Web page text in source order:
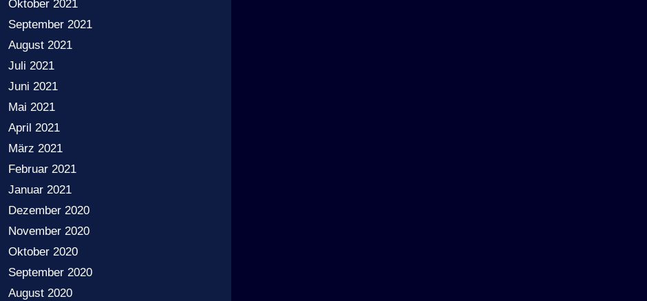
Oktober 2021
September 2021
August 2021
Juli 2021
Juni 2021
Mai 2021
April 2021
März 2021
Februar 2021
Januar 2021
Dezember 2020
November 2020
Oktober 2020
September 2020
August 2020